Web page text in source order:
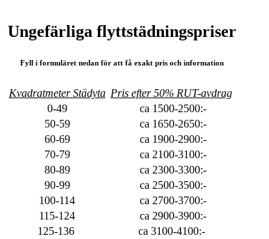
Ungefärliga flyttstädningspriser
Fyll i formuläret nedan för att få exakt pris och information
Kvadratmeter Städyta Pris efter 50% RUT-avdrag
0-49
ca 1500-2500:-
50-59
ca 1650-2650:-
60-69
ca 1900-2900:-
70-79
ca 2100-3100:-
80-89
ca 2300-3300:-
90-99
ca 2500-3500:-
100-114
ca 2700-3700:-
115-124
ca 2900-3900:-
125-136
ca 3100-4100:-